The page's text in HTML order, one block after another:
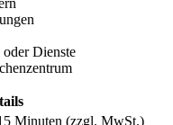
Dienste
Minuten (zzgl. MwSt.)